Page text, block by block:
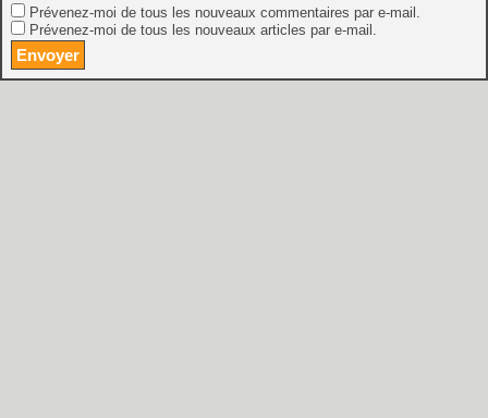
Prévenez-moi de tous les nouveaux commentaires par e-mail.
Prévenez-moi de tous les nouveaux articles par e-mail.